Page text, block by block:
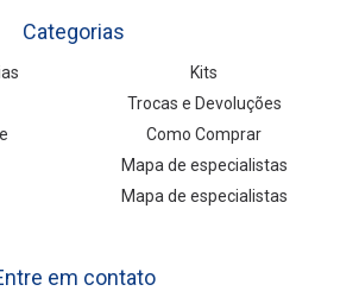
Categorias
Kits
Trocas e Devoluções
Como Comprar
Mapa de especialistas
Mapa de especialistas
em contato